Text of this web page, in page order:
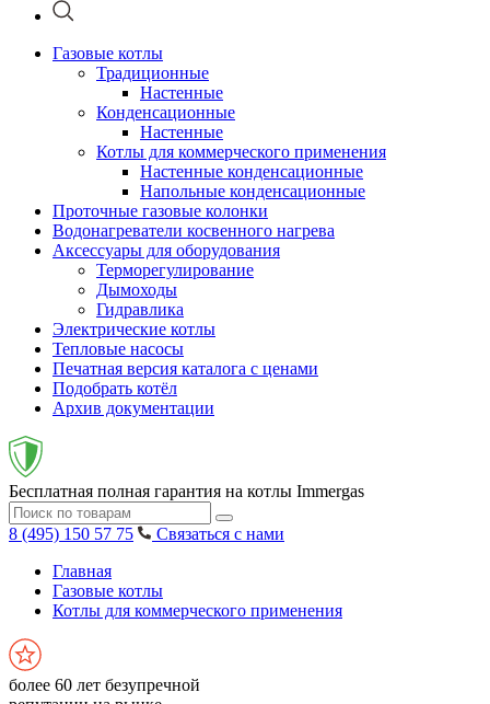
Газовые котлы
Традиционные
Настенные
Конденсационные
Настенные
Котлы для коммерческого применения
Настенные конденсационные
Напольные конденсационные
Проточные газовые колонки
Водонагреватели косвенного нагрева
Аксессуары для оборудования
Терморегулирование
Дымоходы
Гидравлика
Электрические котлы
Тепловые насосы
Печатная версия каталога с ценами
Подобрать котёл
Архив документации
Бесплатная полная гарантия на котлы Immergas
8 (495) 150 57 75
Связаться с нами
Главная
Газовые котлы
Котлы для коммерческого применения
более 60 лет безупречной